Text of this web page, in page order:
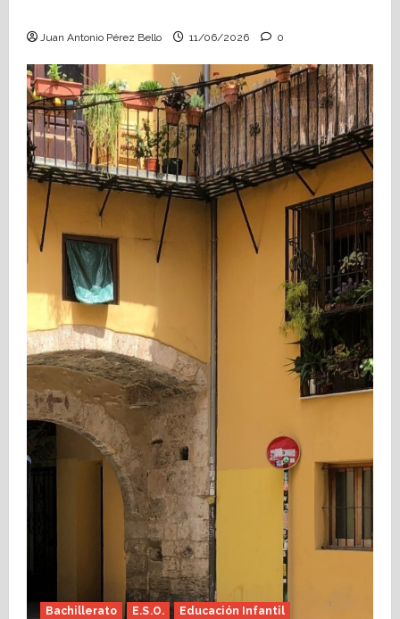
Juan Antonio Pérez Bello 11/06/2026 0
Bachillerato E.S.O.
Educación Infantil